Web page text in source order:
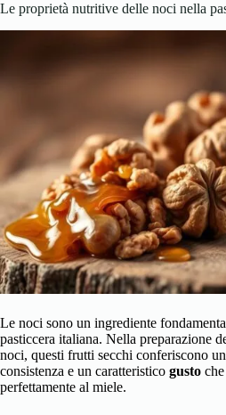
Le proprietà nutritive delle noci nella
Le noci sono un ingrediente
pasticcera italiana. Nella preparazione
noci, questi frutti secchi conferiscono
consistenza e un caratteristico gusto
perfettamente al miele.